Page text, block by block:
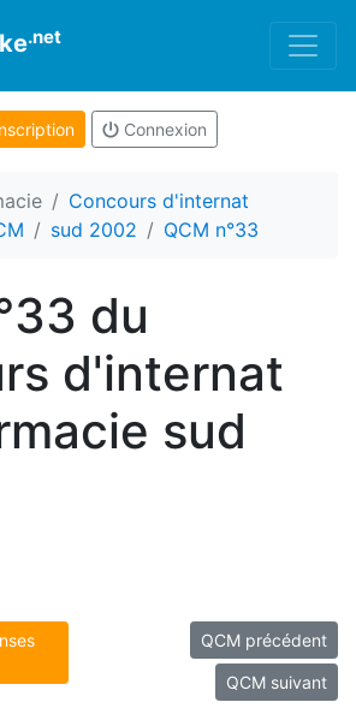
.net
Connexion
Concours d'internat
sud 2002 QCM n°33
du
d'internat
sud
QCM précédent
QCM suivant